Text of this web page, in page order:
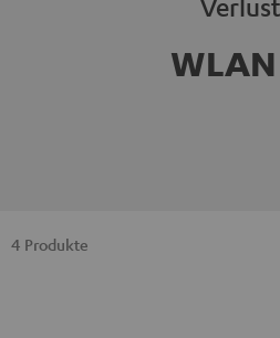
4 Produkte